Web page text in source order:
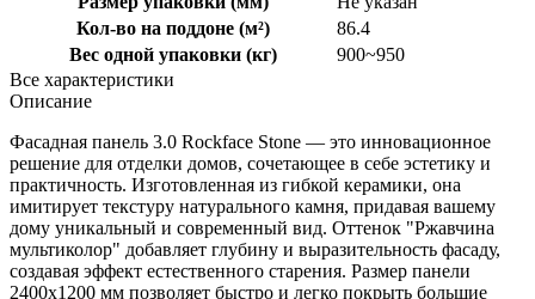
Кол-во на поддоне (м²)
86.4
Вес одной упаковки (кг)
900~950
Все характеристики
Описание
Фасадная панель 3.0 Rockface Stone — это инновационное
решение для отделки домов, сочетающее в себе эстетику и
практичность. Изготовленная из гибкой керамики, она
имитирует текстуру натурального камня, придавая вашему
дому уникальный и современный вид. Оттенок "Ржавчина
мультиколор" добавляет глубину и выразительность фасаду,
создавая эффект естественного старения. Размер панели
2400x1200 мм позволяет быстро и легко покрыть большие